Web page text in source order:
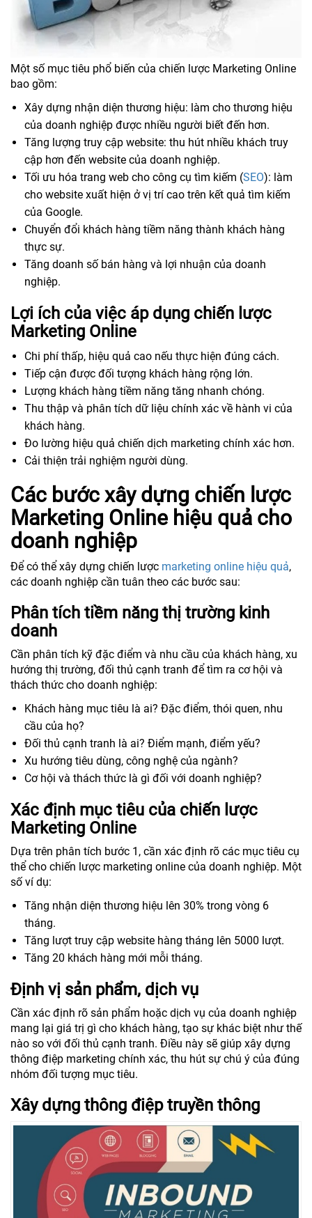
Một số mục tiêu phổ biến của chiến lược Marketing Online
bao gồm:
Xây dựng nhận diện thương hiệu: làm cho thương hiệu
của doanh nghiệp được nhiều người biết đến hơn.
Tăng lượng truy cập website: thu hút nhiều khách truy
cập hơn đến website của doanh nghiệp.
Tối ưu hóa trang web cho công cụ tìm kiếm (SEO): làm
cho website xuất hiện ở vị trí cao trên kết quả tìm kiếm
của Google.
Chuyển đổi khách hàng tiềm năng thành khách hàng
thực sự.
Tăng doanh số bán hàng và lợi nhuận của doanh
nghiệp.
Lợi ích của việc áp dụng chiến lược
Marketing Online
Chi phí thấp, hiệu quả cao nếu thực hiện đúng cách.
Tiếp cận được đối tượng khách hàng rộng lớn.
Lượng khách hàng tiềm năng tăng nhanh chóng.
Thu thập và phân tích dữ liệu chính xác về hành vi của
khách hàng.
Đo lường hiệu quả chiến dịch marketing chính xác hơn.
Cải thiện trải nghiệm người dùng.
Các bước xây dựng chiến lược
Marketing Online hiệu quả cho
doanh nghiệp
Để có thể xây dựng chiến lược marketing online hiệu quả,
các doanh nghiệp cần tuân theo các bước sau:
Phân tích tiềm năng thị trường kinh
doanh
Cần phân tích kỹ đặc điểm và nhu cầu của khách hàng, xu
hướng thị trường, đối thủ cạnh tranh để tìm ra cơ hội và
thách thức cho doanh nghiệp:
Khách hàng mục tiêu là ai? Đặc điểm, thói quen, nhu
cầu của họ?
Đối thủ cạnh tranh là ai? Điểm mạnh, điểm yếu?
Xu hướng tiêu dùng, công nghệ của ngành?
Cơ hội và thách thức là gì đối với doanh nghiệp?
Xác định mục tiêu của chiến lược
Marketing Online
Dựa trên phân tích bước 1, cần xác định rõ các mục tiêu cụ
thể cho chiến lược marketing online của doanh nghiệp. Một
số ví dụ:
Tăng nhận diện thương hiệu lên 30% trong vòng 6
tháng.
Tăng lượt truy cập website hàng tháng lên 5000 lượt.
Tăng 20 khách hàng mới mỗi tháng.
Định vị sản phẩm, dịch vụ
Cần xác định rõ sản phẩm hoặc dịch vụ của doanh nghiệp
mang lại giá trị gì cho khách hàng, tạo sự khác biệt như thế
nào so với đối thủ cạnh tranh. Điều này sẽ giúp xây dựng
thông điệp marketing chính xác, thu hút sự chú ý của đúng
nhóm đối tượng mục tiêu.
Xây dựng thông điệp truyền thông